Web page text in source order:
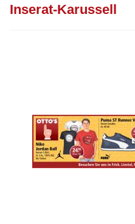
Inserat-Karussell